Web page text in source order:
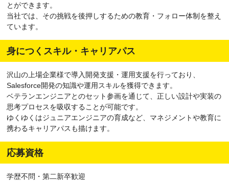
とができます。
当社では、その挑戦を後押しするための教育・フォロー体制を整え
ています。
身につくスキル・キャリアパス
沢山の上場企業様で導入開発支援・運用支援を行っており、
Salesforce開発の知識や運用スキルを獲得できます。
ベテランエンジニアとのセット参画を通じて、正しい設計や実装の
思考プロセスを吸収することが可能です。
ゆくゆくはジュニアエンジニアの育成など、マネジメントや教育に
携わるキャリアパスも描けます。
応募資格
学歴不問・第二新卒歓迎